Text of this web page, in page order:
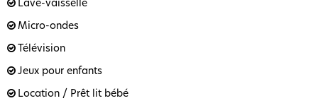
Micro-ondes
Télévision
Jeux pour enfants
Location / Prêt lit bébé